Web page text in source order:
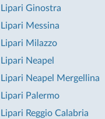
Lipari Ginostra
Lipari Messina
Lipari Milazzo
Lipari Neapel
Lipari Neapel Mergellina
Lipari Palermo
Lipari Reggio Calabria